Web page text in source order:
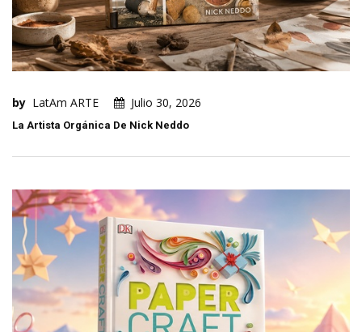
by LatAm ARTE Julio 30, 2026
La Artista Orgánica De Nick Neddo